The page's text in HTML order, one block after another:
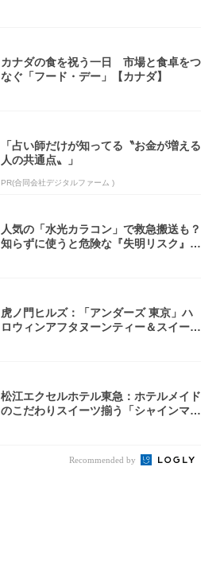
カナダの食を祝う一日 市場と食卓をつ
なぐ「フード・デー」【カナダ】
「占い師だけが知ってる〝お金が増える
人の共通点〟」
PR(合同会社デジタルファーム )
人気の「水光カラコン」で救急搬送も？
知らずに使うと危険な『失明リスク』と
虎ノ門ヒルズ：「アンダーズ 東京」ハ
ロウィンアフタヌーンティー＆スイーツ
松江エクセルホテル東急：ホテルメイド
のこだわりスイーツ揃う「シャインマス
Recommended by